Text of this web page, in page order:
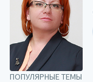
ПОПУЛЯРНЫЕ ТЕМЫ